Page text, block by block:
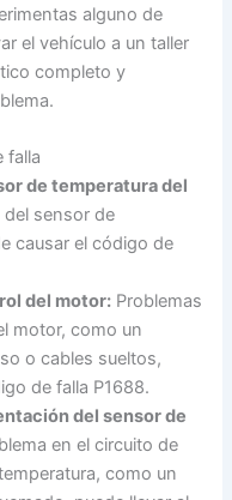
alguno de
el vehículo a un taller
completo y
falla
de temperatura del
del sensor de
causar el código de
del motor: Problemas
motor, como un
o cables sueltos,
de falla P1688.
del sensor de
en el circuito de
como un